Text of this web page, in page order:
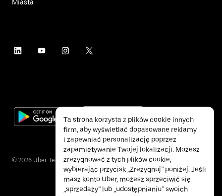
Miasta
© 2026 Uber Technologies Inc.
Ta strona korzysta z plików cookie innych
firm, aby wyświetlać dopasowane reklamy
i zapewniać personalizację poprzez
zapamiętywanie Twojej lokalizacji. Możesz
zrezygnować z tych plików cookie,
wybierając przycisk „Zrezygnuj” poniżej. Jeśli
masz konto Uber, możesz sprzeciwić się
„sprzedaży” lub „udostępnianiu” swoich